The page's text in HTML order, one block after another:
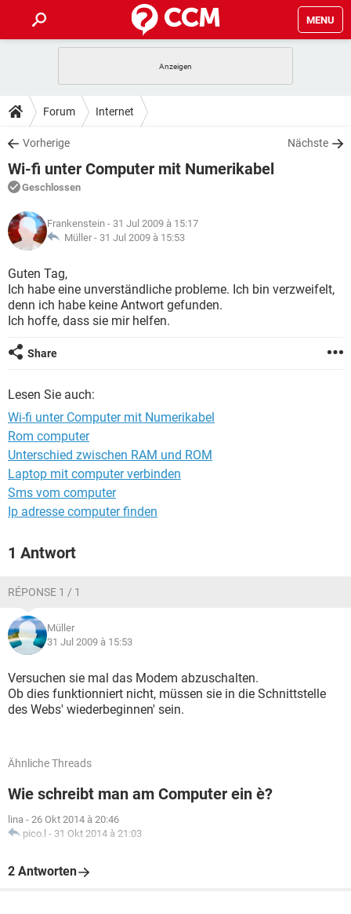
MENU
ANDROID
WINDOWS 10
WHATSAPP TIKTOK
FACEBOOK
TIPPS & TRICKS
SPIELE
WINDOWS 10
WHATSAPP
FACEBOOK
DOWNLOADS
SPIELE STREAMING
ANDROID
WINDOWS 10 INSTAGRAM
WHATSAPP
FACEBOOK
FORUM
SPIELE
ANDROID
WHATSAPP TIKTOK
FACEBOOK
LEXIKON
SPIELE
ANDROID
WINDOWS 10 INSTAGRAM
WHATSAPP
FACEBOOK
Forum Internet
Vorherige Nächste
Wi-fi unter Computer mit Numerikabel
Geschlossen
Frankenstein - 31 Jul 2009 à 15:17
Müller - 31 Jul 2009 à 15:53
Guten Tag,
Ich habe eine unverständliche probleme. Ich bin verzweifelt,
denn ich habe keine Antwort gefunden.
Ich hoffe, dass sie mir helfen.
Share
Lesen Sie auch:
Wi-fi unter Computer mit Numerikabel
Rom computer
Unterschied zwischen RAM und ROM
Laptop mit computer verbinden
Sms vom computer
Ip adresse computer finden
1 Antwort
RÉPONSE 1 / 1
Müller
31 Jul 2009 à 15:53
Versuchen sie mal das Modem abzuschalten.
Ob dies funktionniert nicht, müssen sie in die Schnittstelle
des Webs' wiederbeginnen' sein.
Ähnliche Threads
Wie schreibt man am Computer ein è?
lina - 26 Okt 2014 à 20:46
pico.l - 31 Okt 2014 à 21:03
2 Antworten